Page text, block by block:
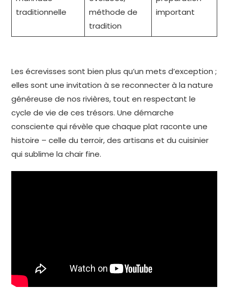
traditionnelle
méthode de
tradition
important
Les écrevisses sont bien plus qu’un mets d’exception ;
elles sont une invitation à se reconnecter à la nature
généreuse de nos rivières, tout en respectant le
cycle de vie de ces trésors. Une démarche
consciente qui révèle que chaque plat raconte une
histoire – celle du terroir, des artisans et du cuisinier
qui sublime la chair fine.